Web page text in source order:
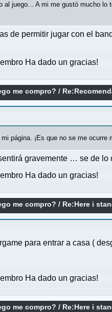
juego... A mi me gustó mucho
de permitir jugar con el
Ha dado un gracias!
me compro? /
página. ¡Es que no se me ocurre
gravemente … se de
Ha dado un gracias!
me compro? / Re:Here i
para entrar a casa (
Ha dado un gracias!
me compro? / Re:Here i